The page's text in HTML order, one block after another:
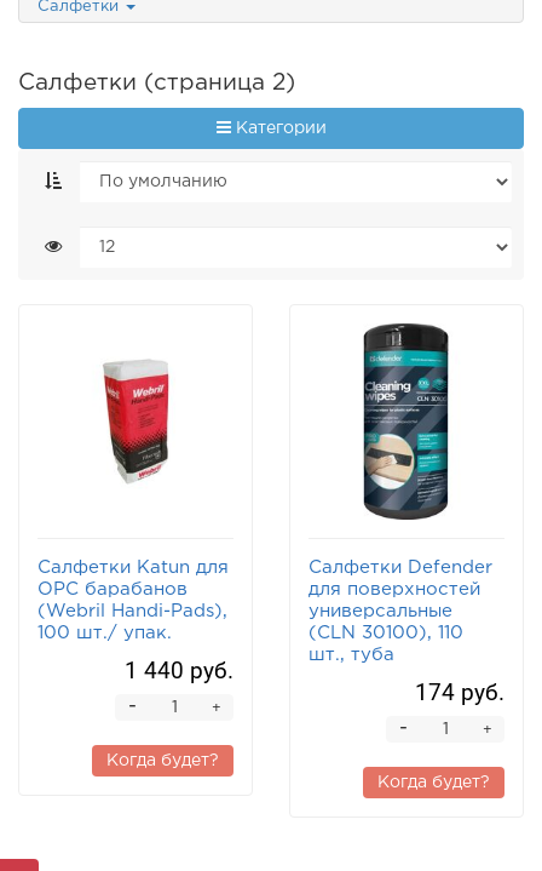
Салфетки
Салфетки (страница 2)
Категории
Салфетки Katun для
OPC барабанов
(Webril Handi-Pads),
100 шт./ упак.
1 440 руб.
+
-
Когда будет?
Салфетки Defender
для поверхностей
универсальные
(CLN 30100), 110
шт., туба
174 руб.
+
-
Когда будет?